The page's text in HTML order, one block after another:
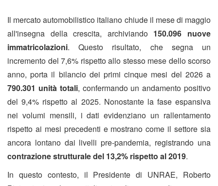
Il mercato automobilistico italiano chiude il mese di maggio
all'insegna della crescita, archiviando 150.096 nuove
immatricolazioni. Questo risultato, che segna un
incremento del 7,6% rispetto allo stesso mese dello scorso
anno, porta il bilancio dei primi cinque mesi del 2026 a
790.301 unità totali, confermando un andamento positivo
del 9,4% rispetto al 2025. Nonostante la fase espansiva
nei volumi mensili, i dati evidenziano un rallentamento
rispetto ai mesi precedenti e mostrano come il settore sia
ancora lontano dai livelli pre-pandemia, registrando una
contrazione strutturale del 13,2% rispetto al 2019.
In questo contesto, il Presidente di UNRAE, Roberto